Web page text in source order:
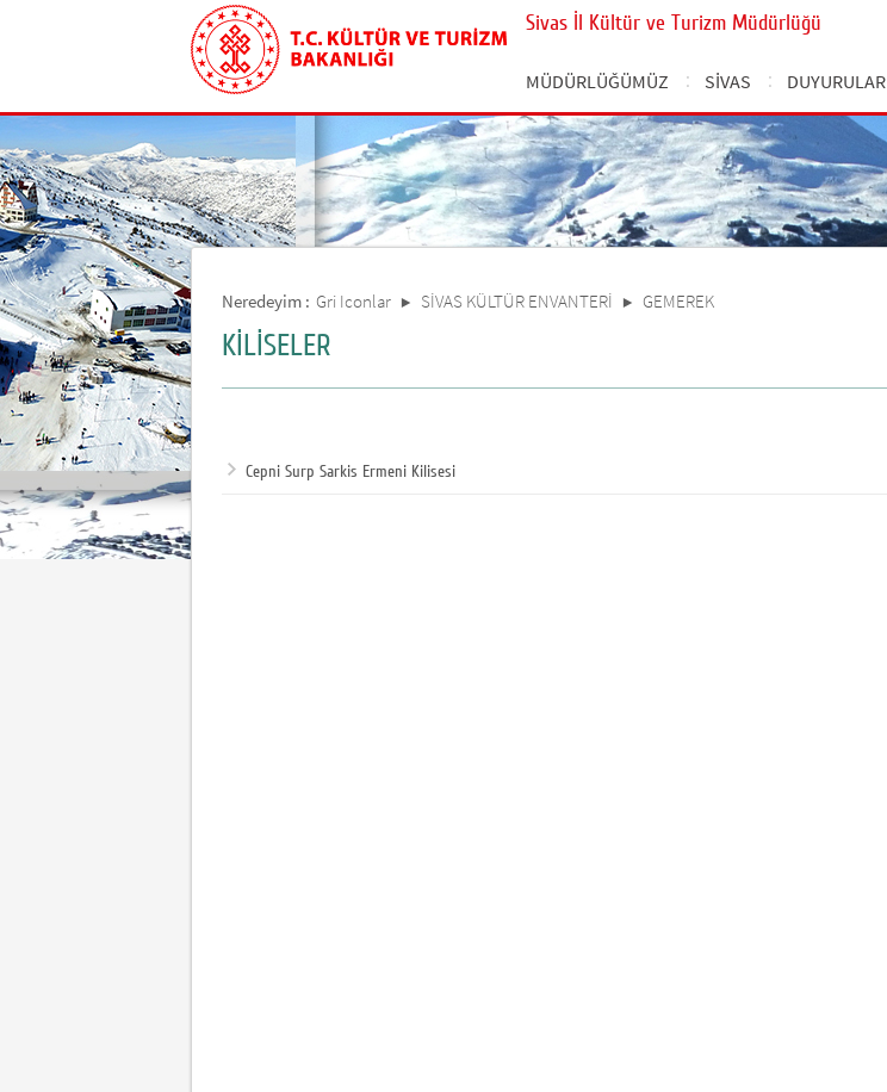
Sivas İl Kültür ve Turizm Müdürlüğü
MÜDÜRLÜĞÜMÜZ SİVAS DUYURULAR
Neredeyim : Gri Iconlar SİVAS KÜLTÜR ENVANTERİ GEMEREK
KİLİSELER
Cepni Surp Sarkis Ermeni Kilisesi